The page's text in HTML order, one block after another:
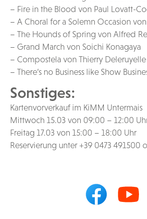
– Fire in the Blood von Paul Lovatt-
– A Choral for a Solemn Occasion
– The Hounds of Spring von Alfred
– Grand March von Soichi Konagaya
– Compostela von Thierry Deleruyelle
– There’s no Business like Show
Sonstiges:
Kartenvorverkauf im KiMM Untermais
Mittwoch 15.03 von 09:00 – 12:00
Freitag 17.03 von 15:00 – 18:00 Uhr
Reservierung unter +39 0473 491500